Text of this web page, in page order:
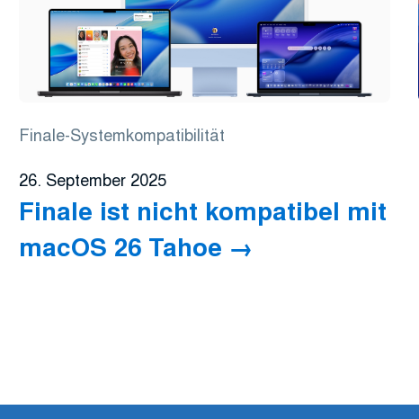
Finale-Systemkompatibilität
26. September 2025
Finale ist nicht kompatibel mit
macOS 26 Tahoe